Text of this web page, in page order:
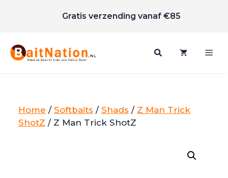
inhoud
Gratis verzending vanaf €85
Home / Softbaits / Shads / Z Man Trick
ShotZ / Z Man Trick ShotZ